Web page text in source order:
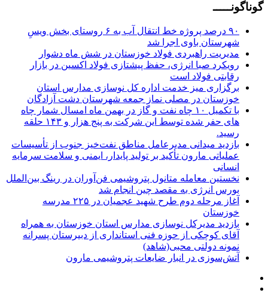
گوناگونـــــ
۹۰ درصد پروژه خط انتقال آب به ۶ روستای بخش ویسِ
شهرستان باوی اجرا شد
مدیریت راهبردی فولاد خوزستان در شش ماه دشوار
رویکرد صبا انرژی، حفظ پیشتازی فولاد اکسین در بازار
رقابتی فولاد است
برگزاری میز خدمت اداره کل نوسازی مدارس استان
خوزستان در مصلی نماز جمعه شهرستان دشت آزادگان
با تکمیل ۱۰ چاه نفت و گاز در بهمن ماه امسال شمار چاه
های حفر شده توسط این شرکت به پنج هزار و ۱۴۳ حلقه
رسید.
بازدید میدانی مدیرعامل مناطق نفت‌خیز جنوب از تأسیسات
عملیاتی مارون تأکید بر تولید پایدار، ایمنی و سلامت سرمایه
انسانی
نخستین معامله متانول پتروشیمی فن‌آوران در رینگ بین‌الملل
بورس انرژی به مقصد چین انجام شد
آغاز مرحله دوم طرح شهید عجمیان در ۲۲۵ مدرسه
خوزستان
بازدید مدیرکل نوسازی مدارس استان خوزستان به همراه
آقای کوچکی از حوزه فنی استانداری از دبیرستان پسرانه
نمونه دولتی محبی(شاهد)
آتش‌سوزی در انبار ضایعات پتروشیمی مارون